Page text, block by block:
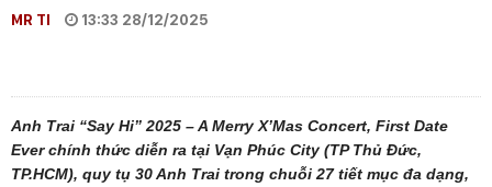
MR TI 13:33 28/12/2025
Anh Trai “Say Hi” 2025 – A Merry X’Mas Concert, First Date
Ever chính thức diễn ra tại Vạn Phúc City (TP Thủ Đức,
TP.HCM), quy tụ 30 Anh Trai trong chuỗi 27 tiết mục đa dạng,